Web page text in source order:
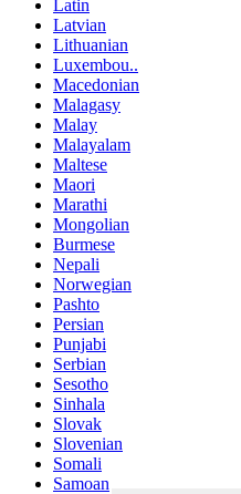
Latin
Latvian
Lithuanian
Luxembou..
Macedonian
Malagasy
Malay
Malayalam
Maltese
Maori
Marathi
Mongolian
Burmese
Nepali
Norwegian
Pashto
Persian
Punjabi
Serbian
Sesotho
Sinhala
Slovak
Slovenian
Somali
Samoan